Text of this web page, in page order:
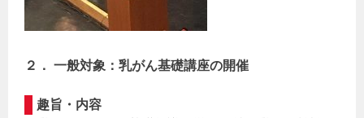
２． 一般対象：乳がん基礎講座の開催
趣旨・内容